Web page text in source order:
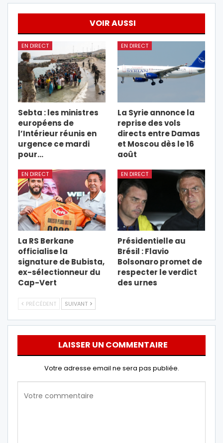
VOIR AUSSI
EN DIRECT
Sebta : les ministres
européens de
l’Intérieur réunis en
urgence ce mardi
pour…
EN DIRECT
La Syrie annonce la
reprise des vols
directs entre Damas
et Moscou dès le 16
août
EN DIRECT
La RS Berkane
officialise la
signature de Bubista,
ex-sélectionneur du
Cap-Vert
EN DIRECT
Présidentielle au
Brésil : Flavio
Bolsonaro promet de
respecter le verdict
des urnes
PRÉCÉDENT SUIVANT
LAISSER UN COMMENTAIRE
Votre adresse email ne sera pas publiée.